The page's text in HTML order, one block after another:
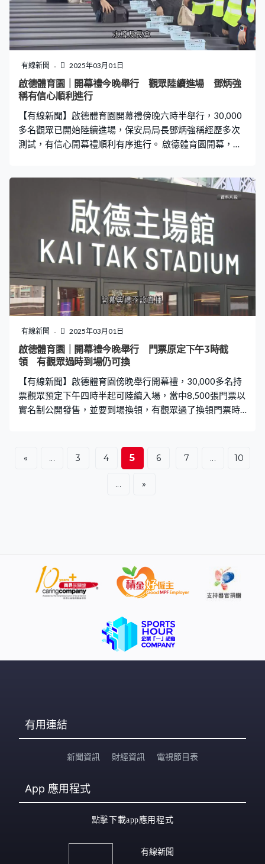
海內外巨星都會以在啟德主場館演出為成功代表。」 開幕
匯演歷時約一個半小時，多名本港和內地藝人、港隊、國
家隊、現役或退役運動員表演獻技，跨界、跨世代以四個
章節演繹啟德歷史與蛻變。四大天王之一劉德華驚喜登
場，跟觀眾合照。最後全場大合唱，配上煙火匯演，隨後
將迎來盛匯超級三月以及一系列盛事。
有線新聞 2025年03月01日
啟德體育園｜開幕禮今晚舉行 觀眾陸續進場 鄧炳強
稱有信心順利進行
【有線新聞】啟德體育園開幕禮傍晚六時半舉行，30,000
多名觀眾已開始陸續進場，保安局局長鄧炳強稱經歷多次
測試，有信心開幕禮順利有序進行。 啟德體育園開幕，觀
況，鄧炳強：「確保出入暢順，包括不應該帶的物品，同
時有效率地處理好。目前時間尚早，現在也有些人入場，
都是非常有秩序，而且經過宣傳後，不適合帶進去的東西
已經很少人攜帶。」水樽及長傘，還有外來飲品都不准攜
帶入場，場館內亦禁止使用大型專業攝影器材。 30,000多
名入場觀眾能夠見證啟德體育園區開幕。 觀眾高女士：
「因為怕遲來會人多，所以早一些到視察環境、早些入場
館，因為未來過。是香港盛事，身為香港市民都想感受氣
氛。」 羅先生、羅太 ：「很多路封閉，所以預早來更好，
因為六時開始，早一些來更好，以免錯過了節目便不好，
取得門票也頗辛苦。」 開幕禮表演嘉賓包括現任及前任國
家隊及港隊運動員、本港及內地藝人等，就連旅客亦特意
來港參與這項盛事。 深圳旅客任先生、張小姐：「覺得這
代表，挺期待。」 廣州旅
有線新聞 2025年03月01日
啟德體育園｜開幕禮今晚舉行 門票原定下午3時截
領 有觀眾過時到場仍可換
【有線新聞】啟德體育園傍晚舉行開幕禮，30,000多名持
票觀眾預定下午四時半起可陸續入場，當中8,500張門票以
實名制公開發售，並要到場換領，有觀眾過了換領門票時
有人來到體藝館換票，職員亦未有阻止。 Jacky：「我們也
不知能不能換到，最後都過來看看能不能換到（若果不能
換怎麼辦？）那就不看，因為都是不小心抽到。」 廣洲旅
幕優惠，不同的應用程式都有提供優惠劵在開幕當日使
用。 交通方面，在啟德港鐵站顯示屏提供開幕禮的資訊，
包括活動前後的人流管理安排，當局亦在宋皇臺道設上落
往。 園方早前提醒入場人士，請勿攜帶水樽及長傘入場，
場館內亦禁止使用大型專業攝影儀器。開幕典禮不設直
播，剪輯後會經電視台播出
« ... 3 4 5 6 7 ... 10
... »
有用連結
新聞資訊 財經資訊 電視節目表
App 應用程式
點擊下載app應用程式
有線新聞